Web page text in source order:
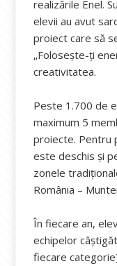
realizările Enel.
elevii au avut
proiect care să
„Foloseşte-ţi
creativitatea.
Peste 1.700 de
maximum 5
proiecte. Pentru
este deschis și
zonele
România –
În fiecare an,
echipelor
fiecare